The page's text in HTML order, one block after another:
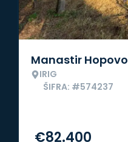
Manastir Hopovo
IRIG
ŠIFRA: #574237
€82.400